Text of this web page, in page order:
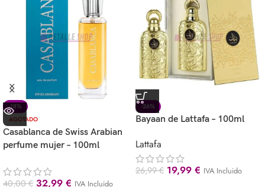
-18%
AGOTADO
Casablanca de Swiss Arabian
perfume mujer – 100ml
40,00€ 32,99 € IVA Incluido
-26%
Bayaan de Lattafa – 100ml
Lattafa
26,99€ 19,99 € IVA Incluido